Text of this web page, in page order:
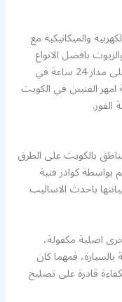
والميكانيكية مع
بافضل الانواع
المستوردة خصيصا لشركتنا، خدماتنا متاحة على مدار 24 ساعة في
الفنيين في الكويت
في كافة المناطق بالكويت على الطرق
بواسطة كوادر فنية
باحدث الاساليب
اصلية مكفولة،
فمهما كان
قادرة على تصليح